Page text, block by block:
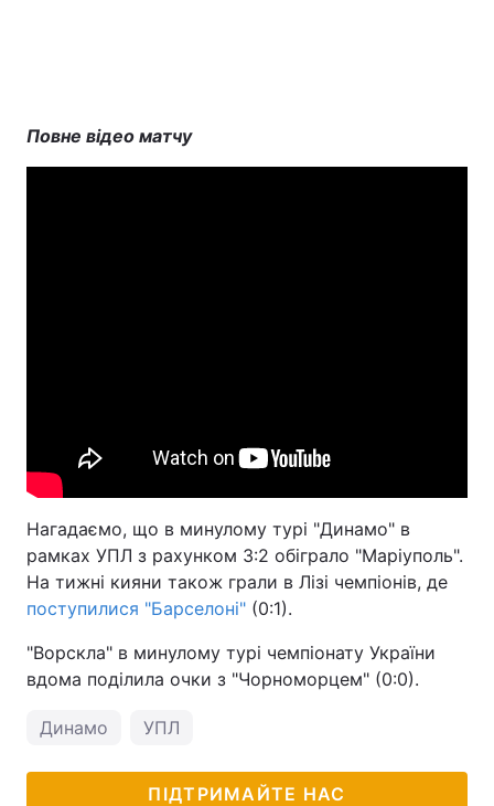
Повне відео матчу
Нагадаємо, що в минулому турі "Динамо" в
рамках УПЛ з рахунком 3:2 обіграло "Маріуполь".
На тижні кияни також грали в Лізі чемпіонів, де
поступилися "Барселоні" (0:1).
"Ворскла" в минулому турі чемпіонату України
вдома поділила очки з "Чорноморцем" (0:0).
Динамо УПЛ
ПІДТРИМАЙТЕ НАС